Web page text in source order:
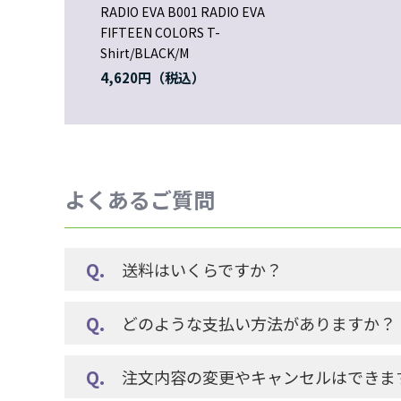
RADIO EVA B001 RADIO EVA
FIFTEEN COLORS T-
Shirt/BLACK/M
4,620円
よくあるご質問
送料はいくらですか？
どのような支払い方法がありますか？
注文内容の変更やキャンセルはできま